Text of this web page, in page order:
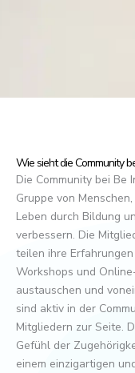
Wie sieht die Community
Die Community bei
Gruppe von
Leben durch Bildung
verbessern. Die
teilen ihre
Workshops und
austauschen und
sind aktiv in der
Mitgliedern zur Seite.
Gefühl der
einem einzigartigen